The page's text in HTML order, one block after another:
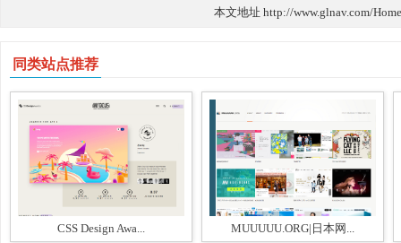
本文地址 http://www.glnav.com/
同类站点推荐
CSS Design Awa... MUUUUU.ORG|日本网...